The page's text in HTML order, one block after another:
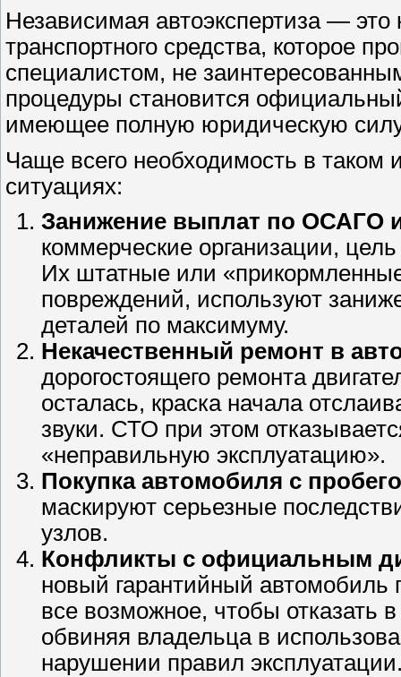
Независимая автоэкспертиза — это
транспортного средства, которое
специалистом, не
процедуры становится
имеющее полную юридическую
Чаще всего необходимость в таком
ситуациях:
Занижение выплат по ОСАГО
коммерческие организации,
Их штатные или
повреждений, используют
деталей по максимуму.
Некачественный ремонт в
дорогостоящего ремонта
осталась, краска начала
звуки. СТО при этом
«неправильную эксплуатацию».
Покупка автомобиля с
маскируют серьезные
узлов.
Конфликты с официальным
новый гарантийный автомобиль
все возможное, чтобы отказать
обвиняя владельца в
нарушении правил